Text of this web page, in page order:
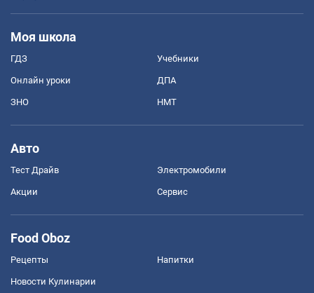
Моя школа
ГДЗ Учебники
Онлайн уроки ДПА
ЗНО НМТ
Авто
Тест Драйв Электромобили
Акции Сервис
Food Oboz
Рецепты Напитки
Новости Кулинарии